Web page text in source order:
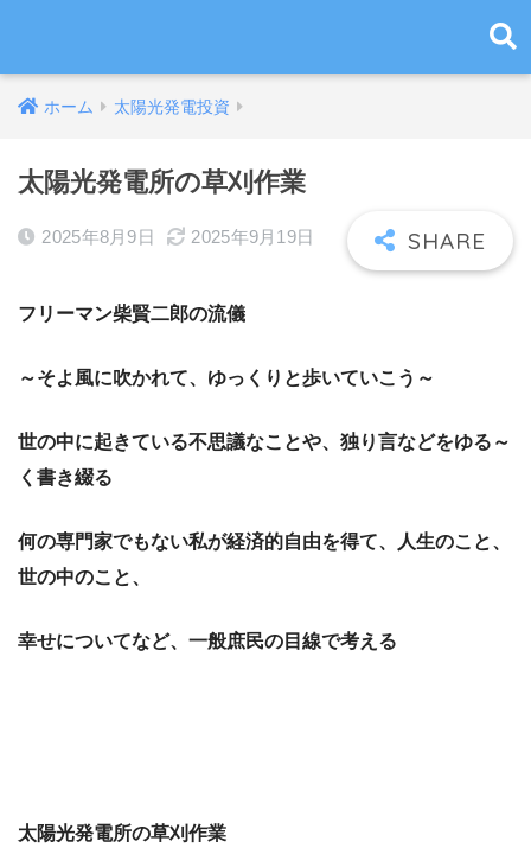
ホーム 太陽光発電投資
太陽光発電所の草刈作業
2025年8月9日 2025年9月19日
フリーマン柴賢二郎の流儀
～そよ風に吹かれて、ゆっくりと歩いていこう～
世の中に起きている不思議なことや、独り言などをゆる～
く書き綴る
何の専門家でもない私が経済的自由を得て、人生のこと、
世の中のこと、
幸せについてなど、一般庶民の目線で考える
太陽光発電所の草刈作業